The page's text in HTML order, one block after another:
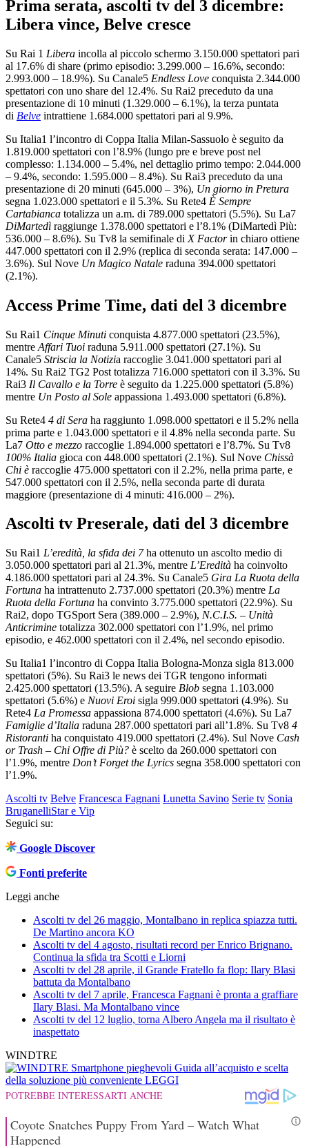
Prima serata, ascolti tv del 3 dicembre:
Libera vince, Belve cresce
Su Rai 1 Libera incolla al piccolo schermo 3.150.000 spettatori pari
al 17.6% di share (primo episodio: 3.299.000 – 16.6%, secondo:
2.993.000 – 18.9%). Su Canale5 Endless Love conquista 2.344.000
spettatori con uno share del 12.4%. Su Rai2 preceduto da una
presentazione di 10 minuti (1.329.000 – 6.1%), la terza puntata
di Belve intrattiene 1.684.000 spettatori pari al 9.9%.
Su Italia1 l’incontro di Coppa Italia Milan-Sassuolo è seguito da
1.819.000 spettatori con l’8.9% (lungo pre e breve post nel
complesso: 1.134.000 – 5.4%, nel dettaglio primo tempo: 2.044.000
– 9.4%, secondo: 1.595.000 – 8.4%). Su Rai3 preceduto da una
presentazione di 20 minuti (645.000 – 3%), Un giorno in Pretura
segna 1.023.000 spettatori e il 5.3%. Su Rete4 È Sempre
Cartabianca totalizza un a.m. di 789.000 spettatori (5.5%). Su La7
DiMartedì raggiunge 1.378.000 spettatori e l’8.1% (DiMartedì Più:
536.000 – 8.6%). Su Tv8 la semifinale di X Factorin chiaro ottiene
447.000 spettatori con il 2.9% (replica di seconda serata: 147.000 –
3.6%). Sul Nove Un Magico Natale raduna 394.000 spettatori
(2.1%).
Access Prime Time, dati del 3 dicembre
Su Rai1 Cinque Minuti conquista 4.877.000 spettatori (23.5%),
mentre Affari Tuoi raduna 5.911.000 spettatori (27.1%). Su
Canale5 Striscia la Notizia raccoglie 3.041.000 spettatori pari al
14%. Su Rai2 TG2 Post totalizza 716.000 spettatori con il 3.3%. Su
Rai3 Il Cavallo e la Torre è seguito da 1.225.000 spettatori (5.8%)
mentre Un Posto al Sole appassiona 1.493.000 spettatori (6.8%).
Su Rete4 4 di Sera ha raggiunto 1.098.000 spettatori e il 5.2% nella
prima parte e 1.043.000 spettatori e il 4.8% nella seconda parte. Su
La7 Otto e mezzo raccoglie 1.894.000 spettatori e l’8.7%. Su Tv8
100% Italia gioca con 448.000 spettatori (2.1%). Sul Nove Chissà
Chi è raccoglie 475.000 spettatori con il 2.2%, nella prima parte, e
547.000 spettatori con il 2.5%, nella seconda parte di durata
maggiore (presentazione di 4 minuti: 416.000 – 2%).
Ascolti tv Preserale, dati del 3 dicembre
Su Rai1 L’eredità, la sfida dei 7ha ottenuto un ascolto medio di
3.050.000 spettatori pari al 21.3%, mentre L’Eredità ha coinvolto
4.186.000 spettatori pari al 24.3%. Su Canale5 Gira La Ruota della
Fortuna ha intrattenuto 2.737.000 spettatori (20.3%) mentre La
Ruota della Fortuna ha convinto 3.775.000 spettatori (22.9%). Su
Rai2, dopo TGSport Sera (389.000 – 2.9%), N.C.I.S. – Unità
Anticrimine totalizza 302.000 spettatori con l’1.9%, nel primo
episodio, e 462.000 spettatori con il 2.4%, nel secondo episodio.
Su Italia1 l’incontro di Coppa Italia Bologna-Monza sigla 813.000
spettatori (5%). Su Rai3 le news dei TGR tengono informati
2.425.000 spettatori (13.5%). A seguire Blob segna 1.103.000
spettatori (5.6%) e Nuovi Eroi sigla 999.000 spettatori (4.9%). Su
Rete4 La Promessa appassiona 874.000 spettatori (4.6%). Su La7
Famiglie d’Italia raduna 287.000 spettatori pari all’1.8%. Su Tv8 4
Ristoranti ha conquistato 419.000 spettatori (2.4%). Sul Nove Cash
or Trash – Chi Offre di Più? è scelto da 260.000 spettatori con
l’1.9%, mentre Don’t Forget the Lyrics segna 358.000 spettatori con
l’1.9%.
Ascolti tv Belve Francesca Fagnani Lunetta Savino Serie tv Sonia
BruganelliStar e Vip
Seguici su:
Google Discover
Fonti preferite
Leggi anche
Ascolti tv del 26 maggio, Montalbano in replica spiazza tutti.
De Martino ancora KO
Ascolti tv del 4 agosto, risultati record per Enrico Brignano.
Continua la sfida tra Scotti e Liorni
Ascolti tv del 28 aprile, il Grande Fratello fa flop: Ilary Blasi
battuta da Montalbano
Ascolti tv del 7 aprile, Francesca Fagnani è pronta a graffiare
Ilary Blasi. Ma Montalbano vince
Ascolti tv del 12 luglio, torna Albero Angela ma il risultato è
inaspettato
WINDTRE
Smartphone pieghevoli Guida all’acquisto e scelta
della soluzione più conveniente LEGGI